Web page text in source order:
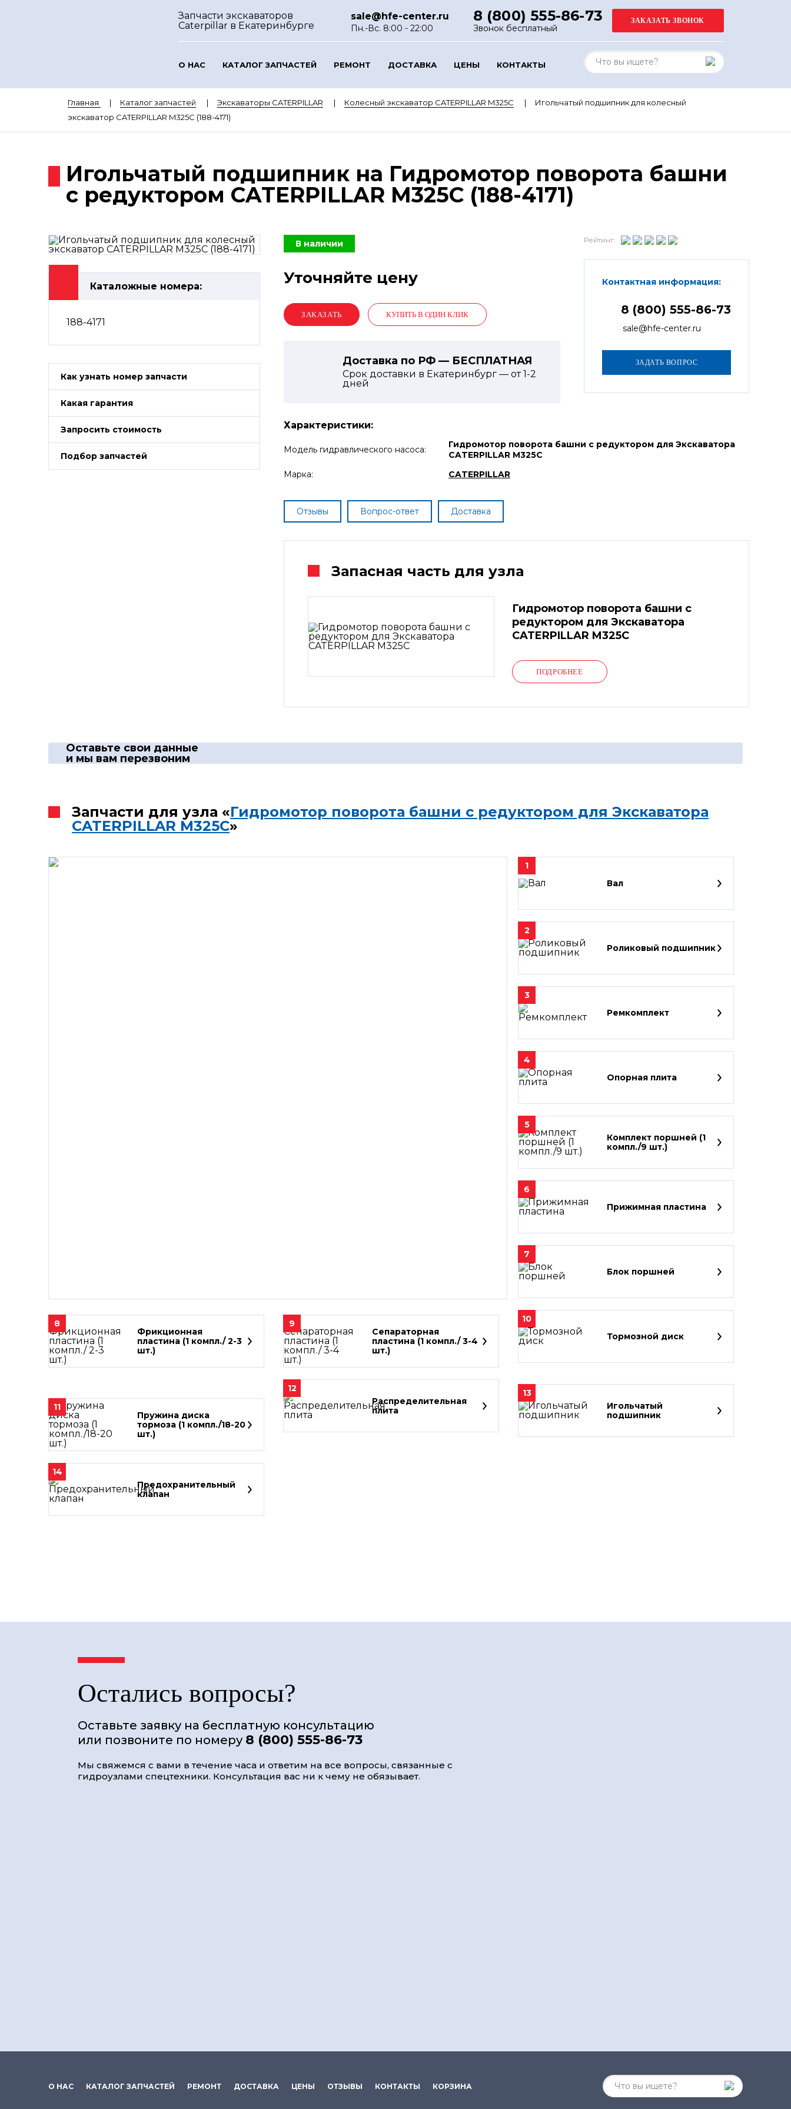
Запчасти экскаваторов
Caterpillar в Екатеринбурге
sale@hfe-center.ru
Пн.-Вс. 8:00 - 22:00
8 (800) 555-86-73
Звонок бесплатный
О НАС КАТАЛОГ ЗАПЧАСТЕЙ РЕМОНТ ДОСТАВКА ЦЕНЫ КОНТАКТЫ
Главная Каталог запчастей Экскаваторы CATERPILLAR Колесный экскаватор CATERPILLAR M325C
Игольчатый подшипник для колесный
экскаватор CATERPILLAR M325C (188-4171)
Игольчатый подшипник на Гидромотор поворота башни
с редуктором CATERPILLAR M325C (188-4171)
Каталожные номера:
188-4171
Как узнать номер запчасти
Какая гарантия
Запросить стоимость
Подбор запчастей
В наличии
Уточняйте цену
КУПИТЬ В ОДИН КЛИК
Доставка по РФ — БЕСПЛАТНАЯ
Срок доставки в Екатеринбург — от1-2
дней
Рейтинг:
Контактная информация:
8 (800) 555-86-73
sale@hfe-center.ru
Характеристики:
Модель гидравлического насоса:
Гидромотор поворота башни с редуктором для Экскаватора
CATERPILLAR M325C
Марка:
CATERPILLAR
Отзывы Вопрос-ответ Доставка
Запасная часть для узла
Гидромотор поворота башни с
редуктором для Экскаватора
CATERPILLAR M325C
ПОДРОБНЕЕ
Оставьте свои данные
и мы вам перезвоним
Запчасти для узла «Гидромотор поворота башни с редуктором для Экскаватора
CATERPILLAR M325C»
1
Вал
2
Роликовый подшипник
3
Ремкомплект
4
Опорная плита
5
Комплект поршней (1
компл./9 шт.)
6
Прижимная пластина
7
Блок поршней
8
Фрикционная
пластина (1 компл./ 2-3
шт.)
9
Сепараторная
пластина (1 компл./ 3-4
шт.)
10
Тормозной диск
11
Пружина диска
тормоза (1 компл./18-20
шт.)
12
Распределительная
плита
13
Игольчатый
подшипник
14
Предохранительный
клапан
Остались вопросы?
Оставьте заявку на бесплатную консультацию
или позвоните по номеру 8 (800) 555-86-73
Мы свяжемся с вами в течение часа и ответим на все вопросы, связанные с
гидроузлами спецтехники. Консультация вас ни к чему не обязывает.
О НАС КАТАЛОГ ЗАПЧАСТЕЙ РЕМОНТ ДОСТАВКА ЦЕНЫ ОТЗЫВЫ КОНТАКТЫ КОРЗИНА